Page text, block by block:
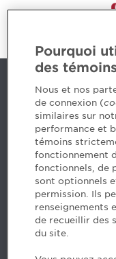
Nous joindre
5, Place Ville
H3B 2G2
www.cpaquebec.ca
Des questions?
Envie de mettre
les postes
Pourquoi
des
Nous et nos
de connexion (
similaires sur
performance et
témoins
fonctionnement
fonctionnels, de
sont optionnels
permission. Ils
renseignements
de recueillir des
du site.